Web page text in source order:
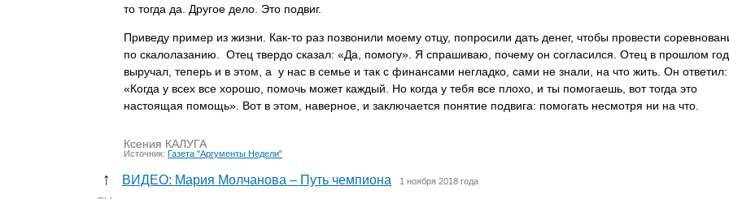
то тогда да. Другое дело. Это подвиг.
Приведу пример из жизни. Как-то раз позвонили моему отцу, попросили дать денег, чтобы провести
по скалолазанию. Отец твердо сказал: «Да, помогу». Я спрашиваю, почему он согласился. Отец в прошлом
выручал, теперь и в этом, а у нас в семье и так с финансами негладко, сами не знали, на что жить. Он ответил:
«Когда у всех все хорошо, помочь может каждый. Но когда у тебя все плохо, и ты помогаешь, вот тогда это
настоящая помощь». Вот в этом, наверное, и заключается понятие подвига: помогать несмотря ни на что.
Ксения КАЛУГА
Источник: Газета "Аргументы Недели"
↑ ВИДЕО: Мария Молчанова – Путь чемпиона 1 ноября 2018 года